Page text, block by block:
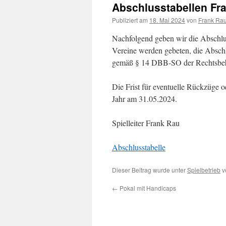
Abschlusstabellen
Publiziert am 18. Mai 2024von Frank Rau
Nachfolgend geben wir die
Vereine werden gebeten, die
gemäß § 14 DBB-SO der
Die Frist für eventuelle Rückzüge
Jahr am 31.05.2024.
Spielleiter Frank Rau
Abschlusstabelle
Dieser Beitrag wurde unterSpielbetrieb
← Pokal mit Handicaps